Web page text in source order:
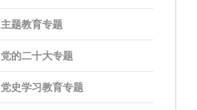
主题教育专题
党的二十大专题
党史学习教育专题